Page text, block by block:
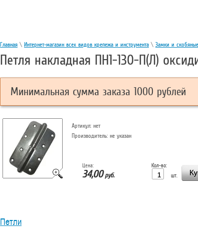
Главная \ Интернет-магазин всех видов крепежа и инструмента \ Замки и
Петля накладная ПН1-130-П(Л)
Минимальная сумма заказа 1000 рублей
Артикул: нет
Производитель: не указан
шт.
Кол-во:
Цена:
34,00руб.
Петли